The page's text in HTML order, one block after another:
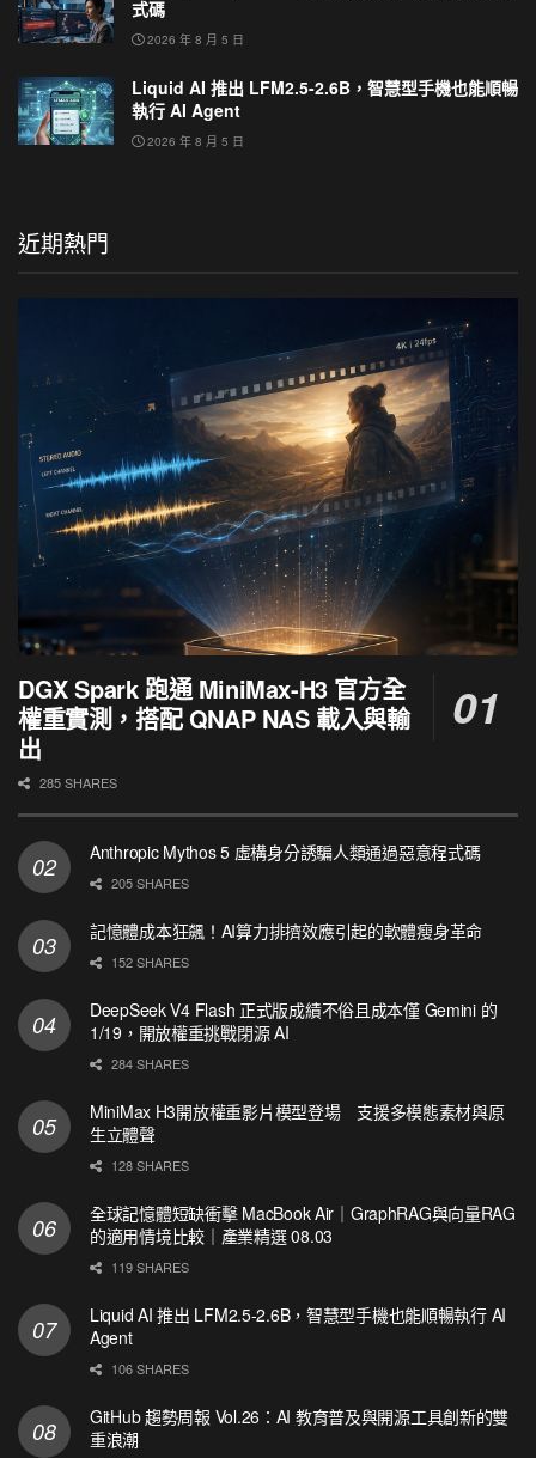
式碼
2026 年 8 月 5 日
Liquid AI 推出 LFM2.5-2.6B，智慧型手機也能順暢
執行 AI Agent
2026 年 8 月 5 日
近期熱門
DGX Spark 跑通 MiniMax-H3 官方全
權重實測，搭配 QNAP NAS 載入與輸
出
285 SHARES
Anthropic Mythos 5 虛構身分誘騙人類通過惡意程式碼
205 SHARES
記憶體成本狂飆！AI算力排擠效應引起的軟體瘦身革命
152 SHARES
DeepSeek V4 Flash 正式版成績不俗且成本僅 Gemini 的
1/19，開放權重挑戰閉源 AI
284 SHARES
MiniMax H3開放權重影片模型登場 支援多模態素材與原
生立體聲
128 SHARES
全球記憶體短缺衝擊 MacBook Air｜GraphRAG與向量RAG
的適用情境比較｜產業精選 08.03
119 SHARES
Liquid AI 推出 LFM2.5-2.6B，智慧型手機也能順暢執行 AI
Agent
106 SHARES
GitHub 趨勢周報 Vol.26：AI 教育普及與開源工具創新的雙
重浪潮